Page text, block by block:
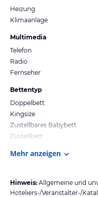
Heizung
Klimaanlage
Multimedia
Telefon
Radio
Fernseher
Bettentyp
Doppelbett
Kingsize
Zustellbares Babybett
Zustellbett
Mehr anzeigen
Hinweis: Allgemeine und
Hoteliers-/Veranstalter-/